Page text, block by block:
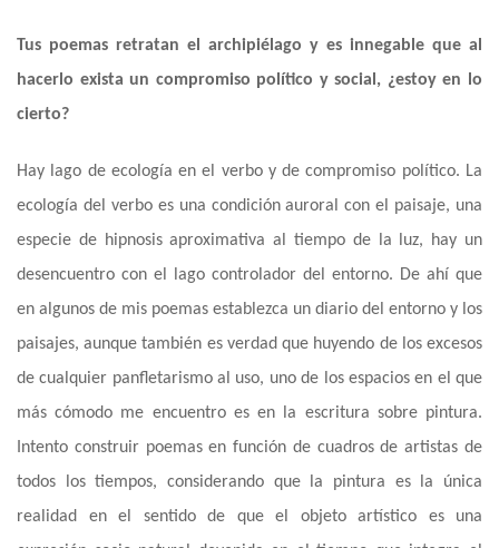
Tus poemas retratan el archipiélago y es innegable que al
hacerlo exista un compromiso político y social, ¿estoy en lo
cierto?
Hay lago de ecología en el verbo y de compromiso político. La
ecología del verbo es una condición auroral con el paisaje, una
especie de hipnosis aproximativa al tiempo de la luz, hay un
desencuentro con el lago controlador del entorno. De ahí que
en algunos de mis poemas establezca un diario del entorno y los
paisajes, aunque también es verdad que huyendo de los excesos
de cualquier panfletarismo al uso, unode los espacios en el que
más cómodo me encuentro es en la escritura sobre pintura.
Intento construir poemasen función decuadros de artistas de
todos los tiempos, considerando que la pintura es la única
realidad en el sentido de que el objeto artístico es una